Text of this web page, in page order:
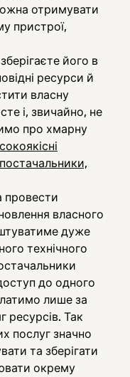
отримувати
пристрої,
його в
ресурси й
власну
і, звичайно, не
про хмарну
провести
власного
дуже
технічного
до одного
лише за
ресурсів. Так
послуг значно
та зберігати
окрему